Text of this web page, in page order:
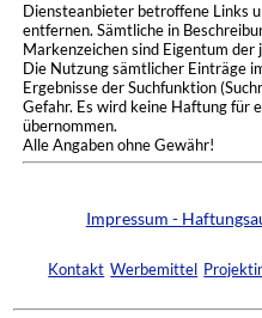
Diensteanbieter betroffene Links
entfernen. Sämtliche in
Markenzeichen sind Eigentum der
Die Nutzung sämtlicher Einträge
Ergebnisse der Suchfunktion
Gefahr. Es wird keine Haftung für
übernommen.
Alle Angaben ohne Gewähr!
Impressum -
Kontakt Werbemittel